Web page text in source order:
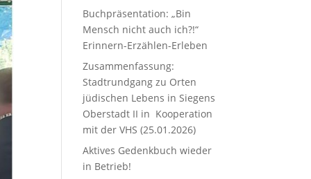
Buchpräsentation: „Bin
Mensch nicht auch ich?!“
Erinnern-Erzählen-Erleben
Zusammenfassung:
Stadtrundgang zu Orten
jüdischen Lebens in Siegens
Oberstadt II in Kooperation
mit der VHS (25.01.2026)
Aktives Gedenkbuch wieder
in Betrieb!